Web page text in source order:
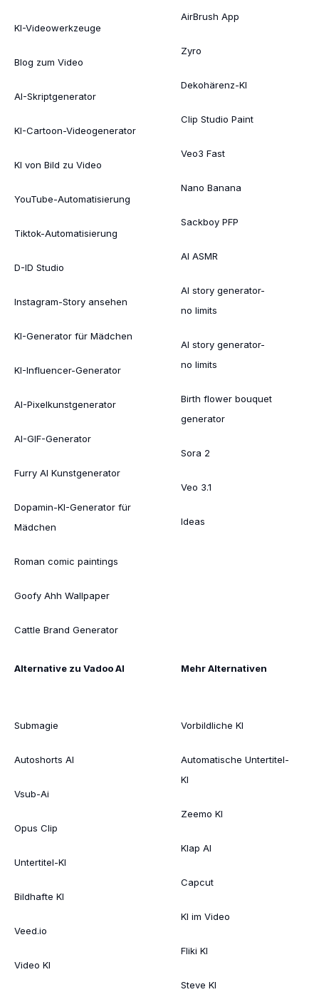
KI-Videowerkzeuge
Blog zum Video
AI-Skriptgenerator
KI-Cartoon-Videogenerator
KI von Bild zu Video
YouTube-Automatisierung
Tiktok-Automatisierung
D-ID Studio
Instagram-Story ansehen
KI-Generator für Mädchen
KI-Influencer-Generator
AI-Pixelkunstgenerator
AI-GIF-Generator
Furry AI Kunstgenerator
Dopamin-KI-Generator für
Mädchen
Roman comic paintings
Goofy Ahh Wallpaper
Cattle Brand Generator
AirBrush App
Zyro
Dekohärenz-KI
Clip Studio Paint
Veo3 Fast
Nano Banana
Sackboy PFP
AI ASMR
AI story generator-
no limits
AI story generator-
no limits
Birth flower bouquet
generator
Sora 2
Veo 3.1
Ideas
Alternative zu Vadoo AI
Submagie
Autoshorts AI
Vsub-Ai
Opus Clip
Untertitel-KI
Bildhafte KI
Veed.io
Video KI
Mehr Alternativen
Vorbildliche KI
Automatische Untertitel-
KI
Zeemo KI
Klap AI
Capcut
KI im Video
Fliki KI
Steve KI